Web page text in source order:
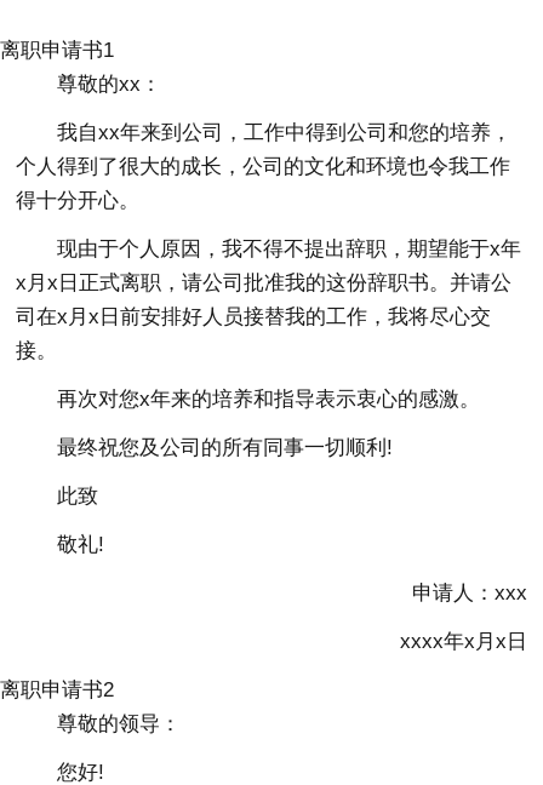
离职申请书1
尊敬的xx：
我自xx年来到公司，工作中得到公司和您的培养，
个人得到了很大的成长，公司的文化和环境也令我工作
得十分开心。
现由于个人原因，我不得不提出辞职，期望能于x年
x月x日正式离职，请公司批准我的这份辞职书。并请公
司在x月x日前安排好人员接替我的工作，我将尽心交
接。
再次对您x年来的培养和指导表示衷心的感激。
最终祝您及公司的所有同事一切顺利!
此致
敬礼!
申请人：xxx
xxxx年x月x日
离职申请书2
尊敬的领导：
您好!